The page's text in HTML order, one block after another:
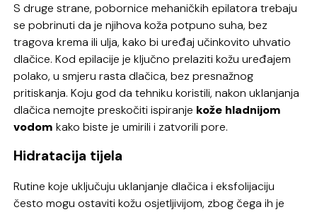
S druge strane, pobornice mehaničkih epilatora trebaju
se pobrinuti da je njihovakoža potpuno suha, bez
tragova krema ili ulja, kako bi uređaj učinkovito uhvatio
dlačice. Kod epilacije je ključno prelaziti kožu uređajem
polako, u smjeru rasta dlačica, bez presnažnog
pritiskanja. Koju god da tehniku koristili, nakon uklanjanja
dlačica nemojte preskočiti ispiranje kože hladnijom
vodom kako biste je umirili i zatvorili pore.
Hidratacija tijela
Rutine koje uključuju uklanjanje dlačica i eksfolijaciju
često mogu ostaviti kožu osjetljivijom, zbog čega ih je